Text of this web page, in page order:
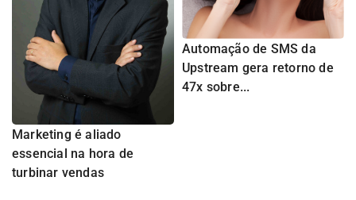
Marketing é aliado
essencial na hora de
turbinar vendas
Automação de SMS da
Upstream gera retorno de
47x sobre...